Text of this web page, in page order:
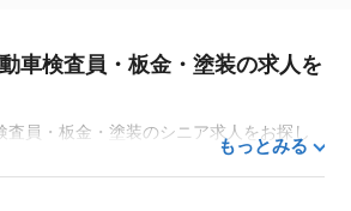
車検査員・板金・塗装の求人を
査員・板金・塗装のシニア求人をお探し
職支援サービス「シニアジョブエージェ
もっとみる